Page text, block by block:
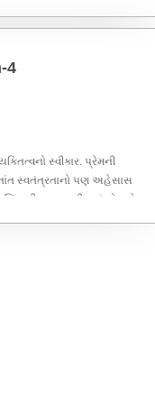
4
સ્વીકાર. પ્રેમની
સ્વતંત્રતાનો પણ અહેસાસ
મુક્ત બની જતું હોય છે.